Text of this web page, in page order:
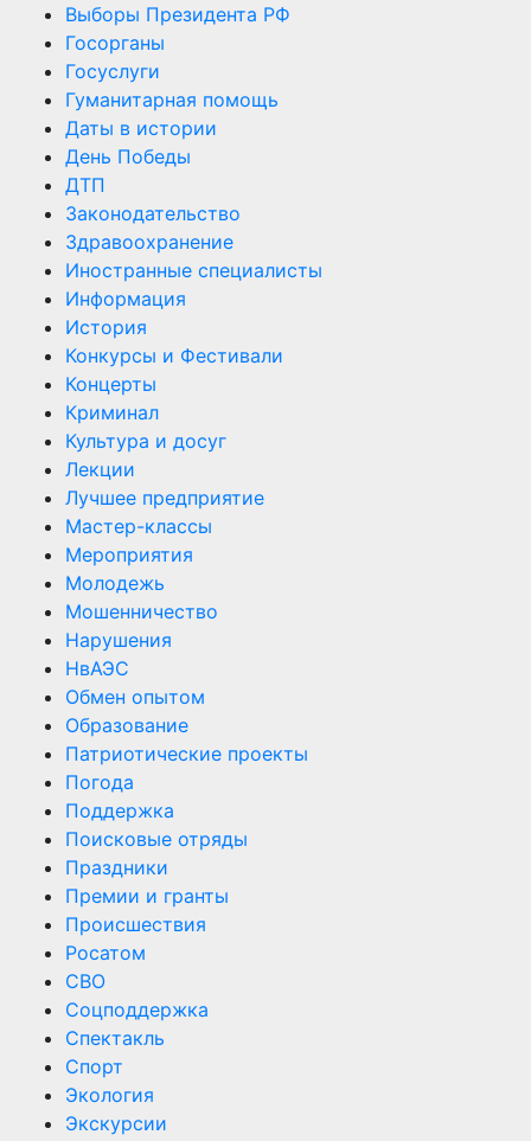
Выборы Президента РФ
Госорганы
Госуслуги
Гуманитарная помощь
Даты в истории
День Победы
ДТП
Законодательство
Здравоохранение
Иностранные специалисты
Информация
История
Конкурсы и Фестивали
Концерты
Криминал
Культура и досуг
Лекции
Лучшее предприятие
Мастер-классы
Мероприятия
Молодежь
Мошенничество
Нарушения
НвАЭС
Обмен опытом
Образование
Патриотические проекты
Погода
Поддержка
Поисковые отряды
Праздники
Премии и гранты
Происшествия
Росатом
СВО
Соцподдержка
Спектакль
Спорт
Экология
Экскурсии